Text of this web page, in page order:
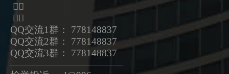
ᅟᅠ
ᅟᅠ
QQ交流1群： 778148837
QQ交流2群： 778148837
QQ交流3群： 778148837
—————————————————